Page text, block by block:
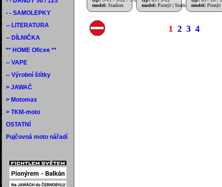
- - SAMOLEPKY
-- LITERATURA
-- DÍLNIČKA
** HOME Oficee **
-- VAPE
-- Výrobní štítky
> JAWAČ
> Motomax
> TKM-moto
OSTATNÍ
Pujčovná moto nářadí
model: Stadion
model: Pionýr | Stadion
model: Pionýr
1 2 3 4